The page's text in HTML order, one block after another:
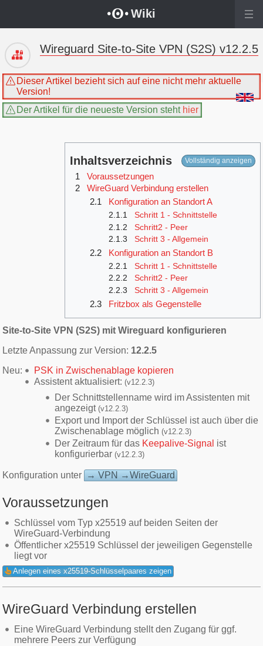
Wiki
Wireguard Site-to-Site VPN (S2S) v12.2.5
Dieser Artikel bezieht sich auf eine nicht mehr aktuelle
Version!
Der Artikel für die neueste Version steht hier
Inhaltsverzeichnis
1
Voraussetzungen
2
WireGuard Verbindung erstellen
2.1
Konfiguration an Standort A
2.1.1
Schritt 1 - Schnittstelle
2.1.2
Schritt2 - Peer
2.1.3
Schritt 3 - Allgemein
2.2 Konfiguration an Standort B
2.2.1
Schritt 1 - Schnittstelle
2.2.2
Schritt2 - Peer
2.2.3
Schritt 3 - Allgemein
2.3 Fritzbox als Gegenstelle
Site-to-Site VPN (S2S) mit Wireguard konfigurieren
Letzte Anpassung zur Version: 12.2.5
Neu:
PSK in Zwischenablage kopieren
Assistent aktualisiert: (v12.2.3)
Der Schnittstellenname wird im Assistenten mit
angezeigt(v12.2.3)
Export und Import der Schlüssel ist auch über die
Zwischenablage möglich(v12.2.3)
Der Zeitraum für das Keepalive-Signal ist
konfigurierbar(v12.2.3)
Konfiguration unter → VPN →WireGuard
Voraussetzungen
Schlüssel vom Typ x25519 auf beiden Seiten der
WireGuard-Verbindung
Öffentlicher x25519 Schlüssel der jeweiligen Gegenstelle
liegt vor
Anlegen eines x25519-Schlüsselpaares zeigen
WireGuard Verbindung erstellen
Eine WireGuard Verbindung stellt den Zugang für ggf.
mehrere Peers zur Verfügung